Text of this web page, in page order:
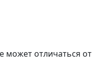
может отличаться от